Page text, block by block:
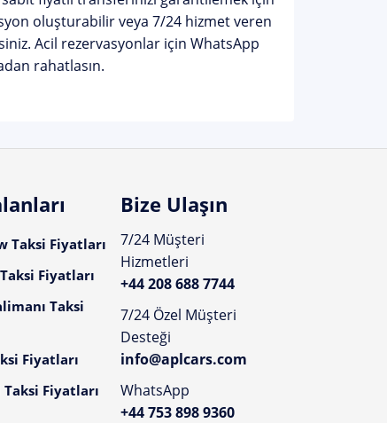
oluşturabilir veya 7/24 hizmet veren
Acil rezervasyonlar için WhatsApp
rahatlasın.
Taksi Fiyatları
Fiyatları
Taksi
Fiyatları
Fiyatları
Bize Ulaşın
7/24 Müşteri
Hizmetleri
+44 208 688 7744
7/24 Özel Müşteri
Desteği
info@aplcars.com
WhatsApp
+44 753 898 9360